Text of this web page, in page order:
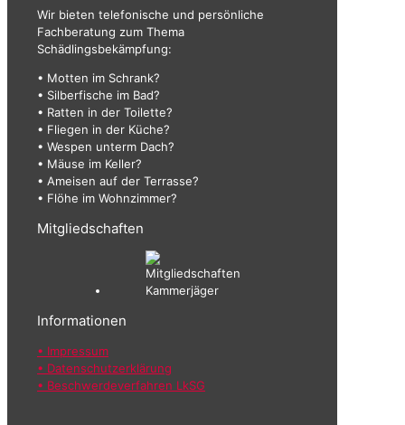
Wir bieten telefonische und persönliche
Fachberatung zum Thema
Schädlingsbekämpfung:
• Motten im Schrank?
• Silberfische im Bad?
• Ratten in der Toilette?
• Fliegen in der Küche?
• Wespen unterm Dach?
• Mäuse im Keller?
• Ameisen auf der Terrasse?
• Flöhe im Wohnzimmer?
Mitgliedschaften
Informationen
• Impressum
• Datenschutzerklärung
• Beschwerdeverfahren LkSG